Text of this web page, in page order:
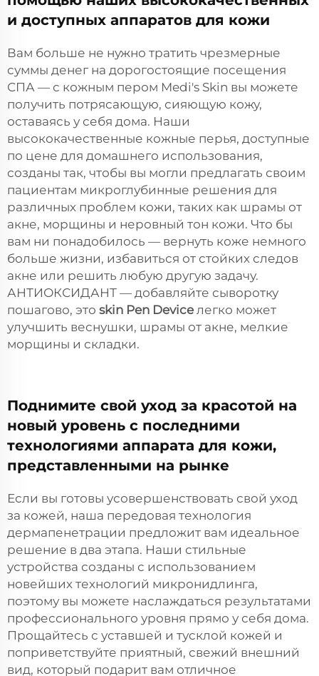
и доступных аппаратов для кожи
Вам больше не нужно тратить чрезмерные
суммы денег на дорогостоящие посещения
СПА — с кожным пером Medi's Skin вы можете
получить потрясающую, сияющую кожу,
оставаясь у себя дома. Наши
высококачественные кожные перья, доступные
по цене для домашнего использования,
созданы так, чтобы вы могли предлагать своим
пациентам микроглубинные решения для
различных проблем кожи, таких как шрамы от
акне, морщины и неровный тон кожи. Что бы
вам ни понадобилось — вернуть коже немного
больше жизни, избавиться от стойких следов
акне или решить любую другую задачу.
АНТИОКСИДАНТ — добавляйте сыворотку
пошагово, это skin Pen Device легко может
улучшить веснушки, шрамы от акне, мелкие
морщины и складки.
Поднимите свой уход за красотой на
новый уровень с последними
технологиями аппарата для кожи,
представленными на рынке
Если вы готовы усовершенствовать свой уход
за кожей, наша передовая технология
дермапенетрации предложит вам идеальное
решение в два этапа. Наши стильные
устройства созданы с использованием
новейших технологий микронидлинга,
поэтому вы можете наслаждаться результатами
профессионального уровня прямо у себя дома.
Прощайтесь с уставшей и тусклой кожей и
поприветствуйте приятный, свежий внешний
вид, который подарит вам отличное